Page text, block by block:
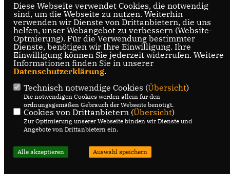
Diese Webseite verwendet Cookies, die notwendig
sind, um die Webseite zu nutzen. Weiterhin
verwenden wir Dienste von Drittanbietern, die uns
helfen, unser Webangebot zu verbessern (Website-
Optmierung). Für die Verwendung bestimmter
Dienste, benötigen wir Ihre Einwilligung. Ihre
Einwilligung können Sie jederzeit widerrufen. Weitere
Informationen finden Sie in unserer
Datenschutzerklärung.
Technisch notwendige Cookies (Übersicht)
Die notwendigen Cookies werden allein für den
ordnungsgemäßen Gebrauch der Webseite benötigt.
Cookies von Drittanbietern (Übersicht)
Zur Optimierung unserer Webseite binden wir Dienste und
Angebote von Drittanbietern ein.
Alle akzeptieren Auswahl speichern